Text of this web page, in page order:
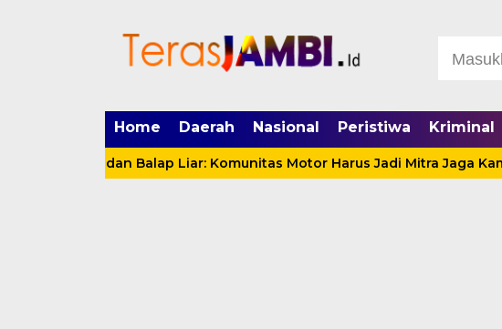
Home Daerah Nasional Peristiwa Kriminal
Motor dan Balap Liar: Komunitas Motor Harus Jadi Mitra Jaga Kamtibmas